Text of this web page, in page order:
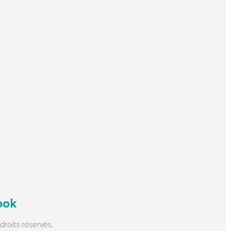
réservés.